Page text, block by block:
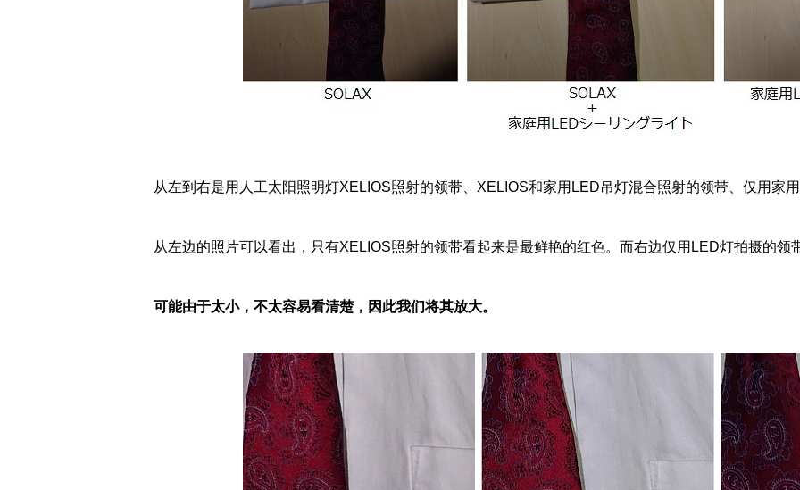
从左到右是用人工太阳照明灯XELIOS照射的领带、XELIOS和家用LED吊灯混合照射的领带、仅用家
从左边的照片可以看出，只有XELIOS照射的领带看起来是最鲜艳的红色。而右边仅用LED灯拍摄的领
可能由于太小，不太容易看清楚，因此我们将其放大。